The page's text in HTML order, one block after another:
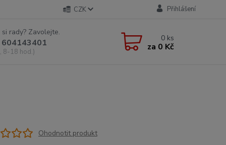
CZK Přihlášení
rady? Zavolejte.
8-18 hod.)
0 ks
za 0 Kč
Ohodnotit produkt